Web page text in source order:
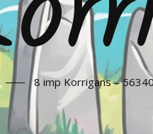
8 imp Korrigans –